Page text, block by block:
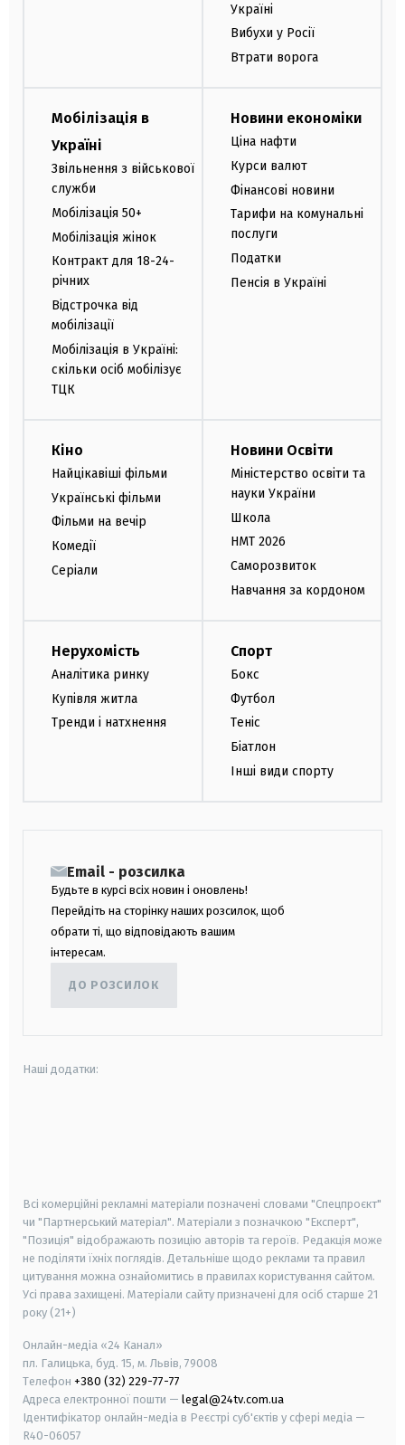
Україні
Вибухи у Росії
Втрати ворога
Мобілізація в
Україні
Звільнення з військової
служби
Мобілізація 50+
Мобілізація жінок
Контракт для 18-24-
річних
Відстрочка від
мобілізації
Мобілізація в Україні:
скільки осіб мобілізує
ТЦК
Новини економіки
Ціна нафти
Курси валют
Фінансові новини
Тарифи на комунальні
послуги
Податки
Пенсія в Україні
Кіно
Найцікавіші фільми
Українські фільми
Фільми на вечір
Комедії
Серіали
Новини Освіти
Міністерство освіти та
науки України
Школа
НМТ 2026
Саморозвиток
Навчання за кордоном
Нерухомість
Аналітика ринку
Купівля житла
Тренди і натхнення
Спорт
Бокс
Футбол
Теніс
Біатлон
Інші види спорту
Email - розсилка
Будьте в курсі всіх новин і оновлень!
Перейдіть на сторінку наших розсилок, щоб
обрати ті, що відповідають вашим
інтересам.
ДО РОЗСИЛОК
Наші додатки:
Всі комерційні рекламні матеріали позначені словами "Спецпроєкт"
чи "Партнерський матеріал". Матеріали з позначкою "Експерт",
"Позиція" відображають позицію авторів та героїв. Редакція може
не поділяти їхніх поглядів. Детальніше щодо реклами та правил
цитування можна ознайомитись в правилах користування сайтом.
Усі права захищені. Матеріали сайту призначені для осіб старше 21
року (21+)
Онлайн-медіа «24 Канал»
пл. Галицька, буд. 15, м. Львів, 79008
Телефон +380 (32) 229-77-77
Адреса електронної пошти — legal@24tv.com.ua
Ідентифікатор онлайн-медіа в Реєстрі суб'єктів у сфері медіа —
R40-06057